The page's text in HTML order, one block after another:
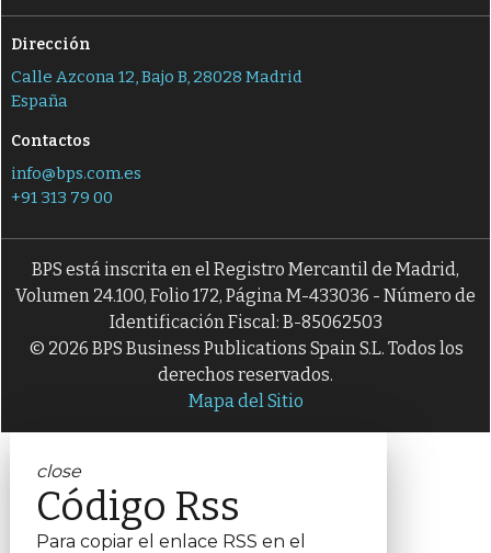
Dirección
Calle Azcona 12, Bajo B, 28028 Madrid
España
Contactos
info@bps.com.es
+91 313 79 00
BPS está inscrita en el Registro Mercantil de Madrid,
Volumen 24.100, Folio 172, Página M-433036 - Número de
Identificación Fiscal: B-85062503
© 2026 BPS Business Publications Spain S.L. Todos los
derechos reservados.
Mapa del Sitio
close
Código Rss
Para copiar el enlace RSS en el